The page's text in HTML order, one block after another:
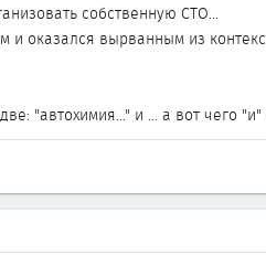
собственную СТО...
оказался вырванным из
"автохимия..." и ... а вот чего